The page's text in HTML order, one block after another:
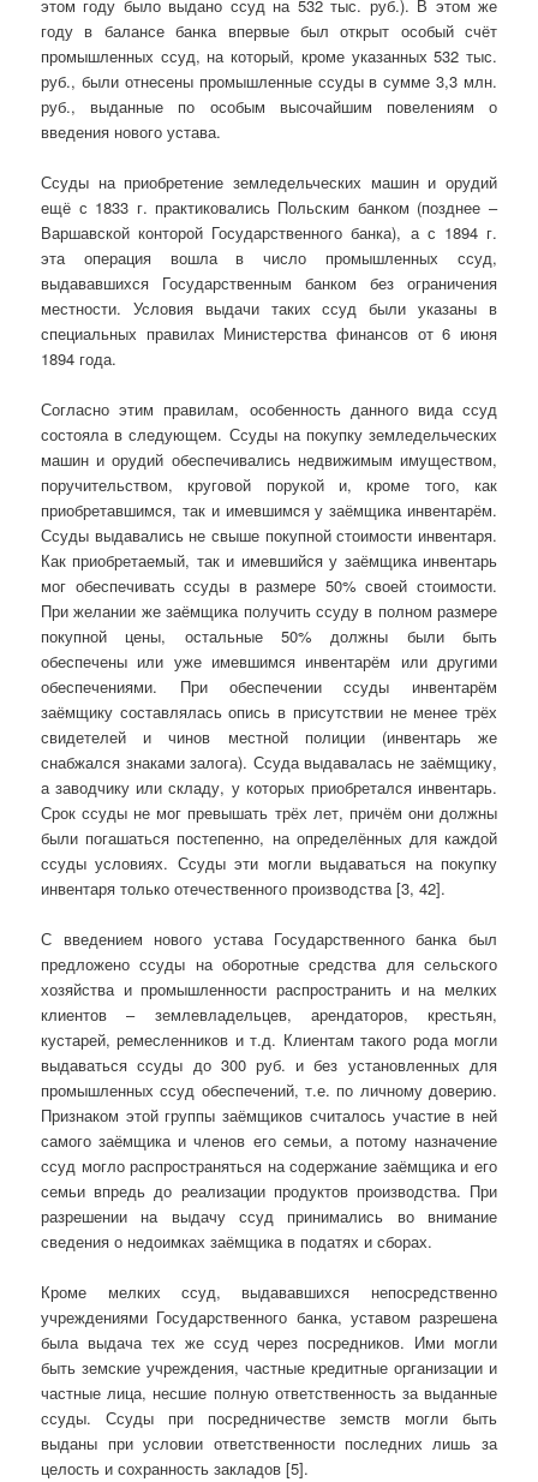
этом году было выдано ссуд на 532 тыс. руб.). В этом же
году в балансе банка впервые был открыт особый счёт
промышленных ссуд, на который, кроме указанных 532 тыс.
руб., были отнесены промышленные ссуды в сумме 3,3 млн.
руб., выданные по особым высочайшим повелениям о
введения нового устава.
Ссуды на приобретение земледельческих машин и орудий
ещё с 1833 г. практиковались Польским банком (позднее –
Варшавской конторой Государственного банка), а с 1894 г.
эта операция вошла в число промышленных ссуд,
выдававшихся Государственным банком без ограничения
местности. Условия выдачи таких ссуд были указаны в
специальных правилах Министерства финансов от 6 июня
1894 года.
Согласно этим правилам, особенность данного вида ссуд
состояла в следующем. Ссуды на покупку земледельческих
машин и орудий обеспечивались недвижимым имуществом,
поручительством, круговой порукой и, кроме того, как
приобретавшимся, так и имевшимся у заёмщика инвентарём.
Ссуды выдавались не свыше покупной стоимости инвентаря.
Как приобретаемый, так и имевшийся у заёмщика инвентарь
мог обеспечивать ссуды в размере 50% своей стоимости.
При желании же заёмщика получить ссуду в полном размере
покупной цены, остальные 50% должны были быть
обеспечены или уже имевшимся инвентарём или другими
обеспечениями. При обеспечении ссуды инвентарём
заёмщику составлялась опись в присутствии не менее трёх
свидетелей и чинов местной полиции (инвентарь же
снабжался знаками залога). Ссуда выдавалась не заёмщику,
а заводчику или складу, у которых приобретался инвентарь.
Срок ссуды не мог превышать трёх лет, причём они должны
были погашаться постепенно, на определённых для каждой
ссуды условиях. Ссуды эти могли выдаваться на покупку
инвентаря только отечественного производства [3, 42].
С введением нового устава Государственного банка был
предложено ссуды на оборотные средства для сельского
хозяйства и промышленности распространить и на мелких
клиентов – землевладельцев, арендаторов, крестьян,
кустарей, ремесленников и т.д. Клиентам такого рода могли
выдаваться ссуды до 300 руб. и без установленных для
промышленных ссуд обеспечений, т.е. по личному доверию.
Признаком этой группы заёмщиков считалось участие в ней
самого заёмщика и членов его семьи, а потому назначение
ссуд могло распространяться на содержание заёмщика и его
семьи впредь до реализации продуктов производства. При
разрешении на выдачу ссуд принимались во внимание
сведения о недоимках заёмщика в податях и сборах.
Кроме мелких ссуд, выдававшихся непосредственно
учреждениями Государственного банка, уставом разрешена
была выдача тех же ссуд через посредников. Ими могли
быть земские учреждения, частные кредитные организации и
частные лица, несшие полную ответственность за выданные
ссуды. Ссуды при посредничестве земств могли быть
выданы при условии ответственности последних лишь за
целость и сохранность закладов [5].